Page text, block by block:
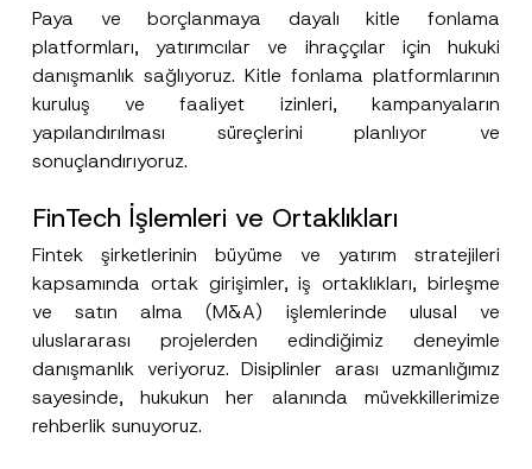
Paya ve borçlanmaya dayalı kitle fonlama
platformları, yatırımcılar ve ihraççılar için hukuki
danışmanlık sağlıyoruz. Kitle fonlama platformlarının
kuruluş ve faaliyet izinleri, kampanyaların
yapılandırılması süreçlerini planlıyor ve
sonuçlandırıyoruz.
FinTech İşlemleri ve Ortaklıkları
Fintek şirketlerinin büyüme ve yatırım stratejileri
kapsamında ortak girişimler, iş ortaklıkları, birleşme
ve satın alma (M&A) işlemlerinde ulusal ve
uluslararası projelerden edindiğimiz deneyimle
danışmanlık veriyoruz. Disiplinler arası uzmanlığımız
sayesinde, hukukun her alanında müvekkillerimize
rehberlik sunuyoruz.
Ad*